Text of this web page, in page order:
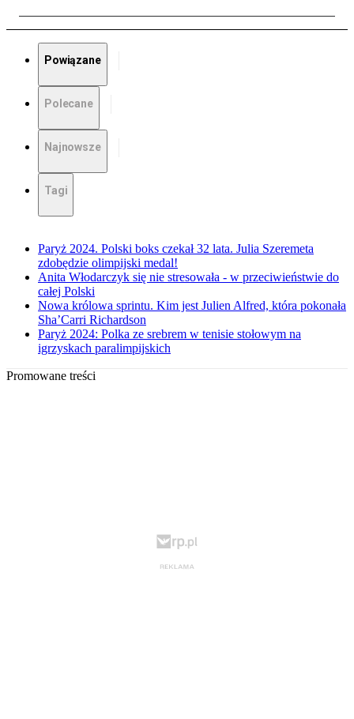
Powiązane
Polecane
Najnowsze
Tagi
Paryż 2024. Polski boks czekał 32 lata. Julia Szeremeta
zdobędzie olimpijski medal!
Anita Włodarczyk się nie stresowała - w przeciwieństwie do
całej Polski
Nowa królowa sprintu. Kim jest Julien Alfred, która pokonała
Sha’Carri Richardson
Paryż 2024: Polka ze srebrem w tenisie stołowym na
igrzyskach paralimpijskich
Promowane treści